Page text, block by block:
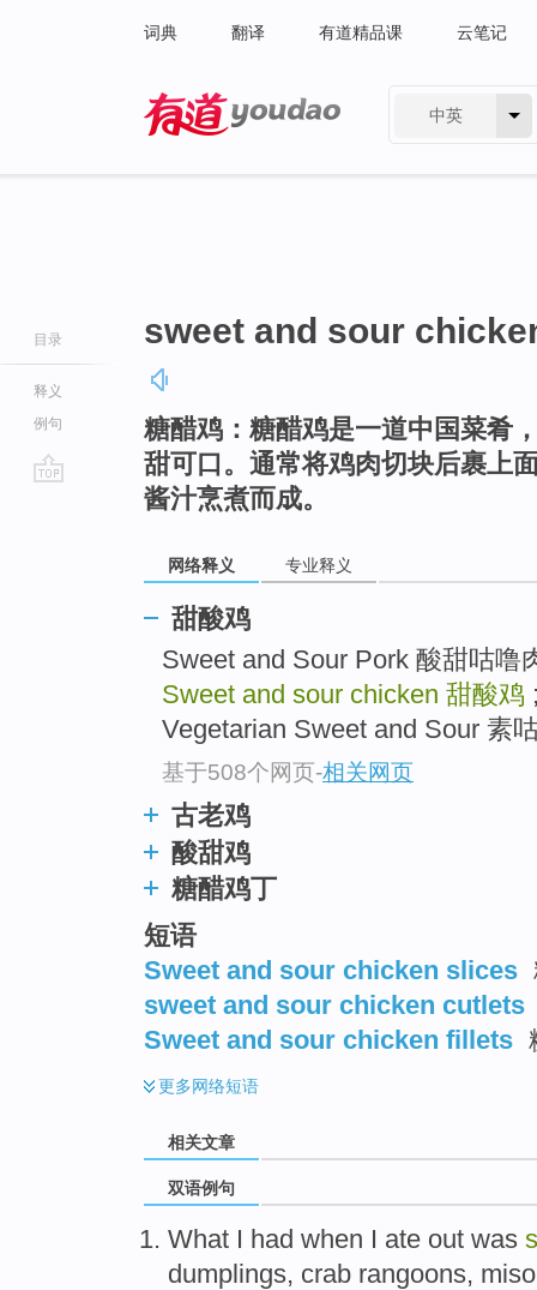
词典 翻译 有道精品课 云笔记
中英
目录
释义
例句
sweet and sour
糖醋鸡：糖醋鸡是一道中国菜肴
甜可口。通常将鸡肉切块后裹上
酱汁烹煮而成。
网络释义 专业释义
甜酸鸡
Sweet and Sour Pork 酸甜咕噜
Sweet and sour chicken 甜酸鸡
Vegetarian Sweet and Sour 素
基于508个网页-相关网页
古老鸡
酸甜鸡
糖醋鸡丁
短语
Sweet and sour chicken slices
sweet and sour chicken cutlets
Sweet and sour chicken fillets
更多网络短语
相关文章
双语例句
What I had when I ate out was
dumplings, crab rangoons, miso